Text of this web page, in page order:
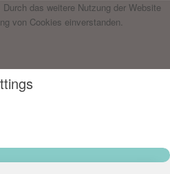
das weitere Nutzung der Website
von Cookies einverstanden.